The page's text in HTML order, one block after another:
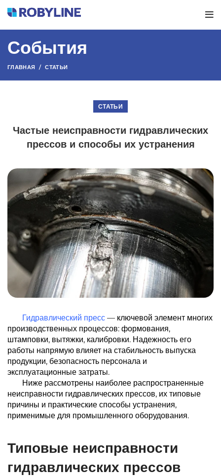
События
ГЛАВНАЯ СТАТЬИ
СТАТЬИ
Частые неисправности гидравлических
прессов и способы их устранения
Гидравлический пресс — ключевой элемент многих
производственных процессов: формования,
штамповки, вытяжки, калибровки. Надежность его
работы напрямую влияет на стабильность выпуска
продукции, безопасность персонала и
эксплуатационные затраты.
Ниже рассмотрены наиболее распространенные
неисправности гидравлических прессов, их типовые
причины и практические способы устранения,
применимые для промышленного оборудования.
Типовые неисправности
гидравлических прессов